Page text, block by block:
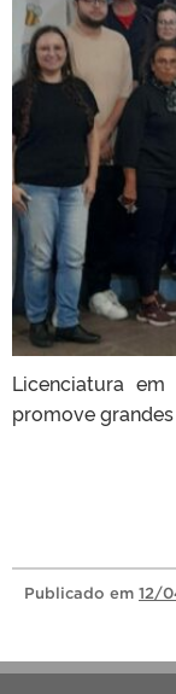
Licenciatura
promove
Publicado em 12/